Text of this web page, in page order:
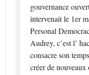
gouvernance
intervenait le 1er
Personal
Audrey, c’est l’
consacre son
créer de